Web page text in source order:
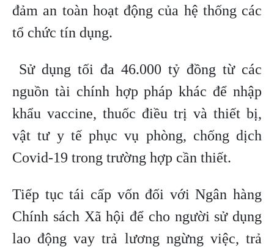
đảm an toàn hoạt động của hệ thống các
tổ chức tín dụng.
Sử dụng tối đa 46.000 tỷ đồng từ các
nguồn tài chính hợp pháp khác để nhập
khẩu vaccine, thuốc điều trị và thiết bị,
vật tư y tế phục vụ phòng, chống dịch
Covid-19 trong trường hợp cần thiết.
Tiếp tục tái cấp vốn đối với Ngân hàng
Chính sách Xã hội để cho người sử dụng
lao động vay trả lương ngừng việc, trả